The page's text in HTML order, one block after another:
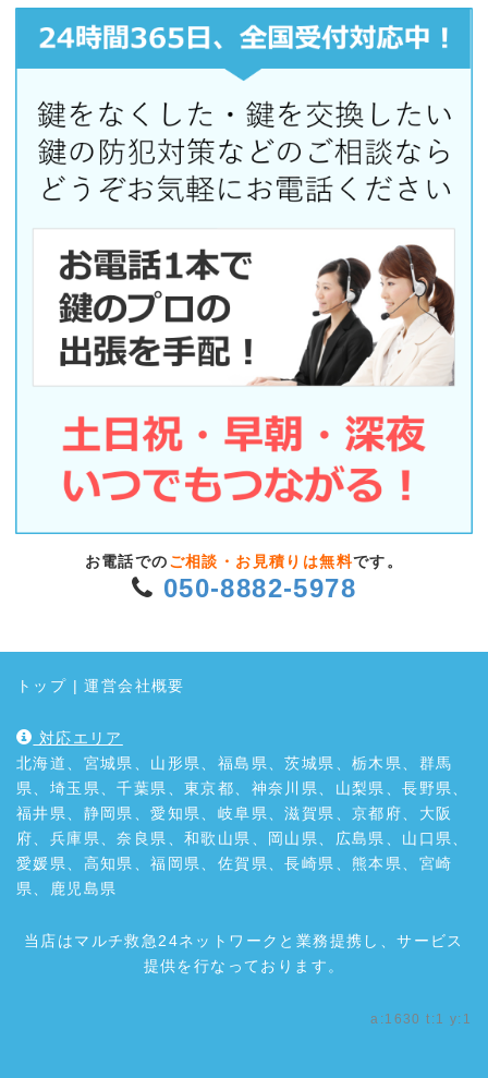
お電話での ご相談・お見積りは無料です。
050-8882-5978
トップ |運営会社概要
対応エリア
北海道、宮城県、山形県、福島県、茨城県、栃木県、群馬
県、埼玉県、千葉県、東京都、神奈川県、山梨県、長野県、
福井県、静岡県、愛知県、岐阜県、滋賀県、京都府、大阪
府、兵庫県、奈良県、和歌山県、岡山県、広島県、山口県、
愛媛県、高知県、福岡県、佐賀県、長崎県、熊本県、宮崎
県、鹿児島県
当店はマルチ救急24ネットワークと業務提携し、サービス
提供を行なっております。
a:1630 t:1 y:1